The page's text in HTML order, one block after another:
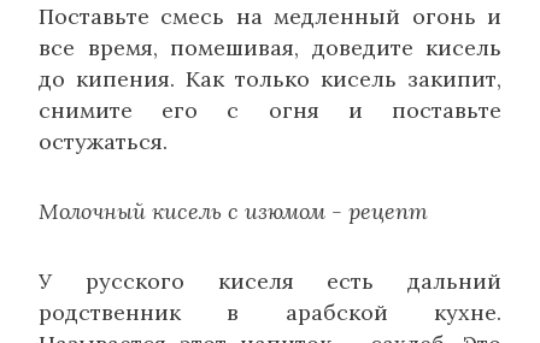
Поставьте смесь на медленный огонь и
все время, помешивая, доведите кисель
до кипения. Как только кисель закипит,
снимите его с огня и поставьте
остужаться.
Молочный кисель с изюмом - рецепт
У русского киселя есть дальний
родственник в арабской кухне.